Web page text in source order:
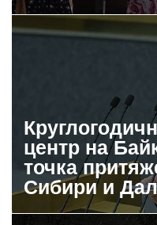
центр на
точка
Сибири и